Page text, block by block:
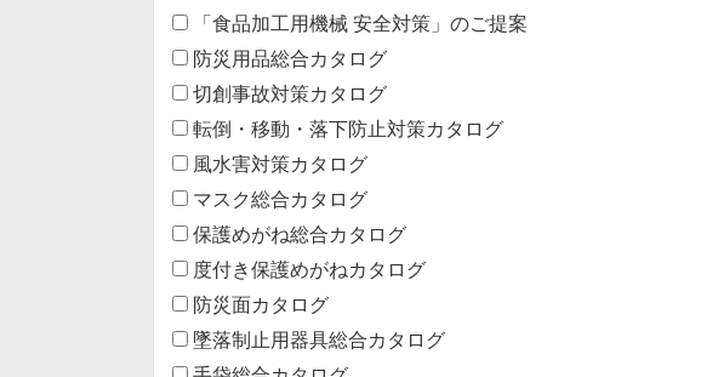
「食品加工用機械 安全対策」のご提案
防災用品総合カタログ
切創事故対策カタログ
転倒・移動・落下防止対策カタログ
風水害対策カタログ
マスク総合カタログ
保護めがね総合カタログ
度付き保護めがねカタログ
防災面カタログ
墜落制止用器具総合カタログ